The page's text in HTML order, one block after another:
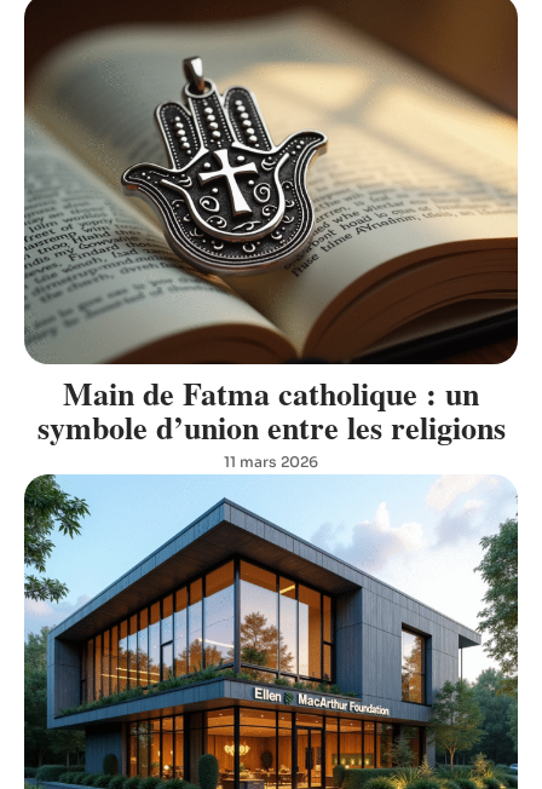
Main de Fatma catholique : un
symbole d’union entre les religions
11 mars 2026